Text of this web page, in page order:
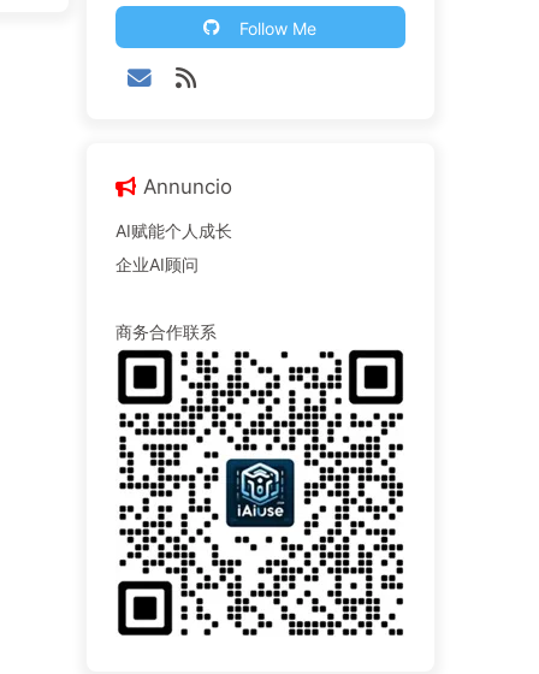
Follow Me
Annuncio
AI赋能个人成长
企业AI顾问
商务合作联系